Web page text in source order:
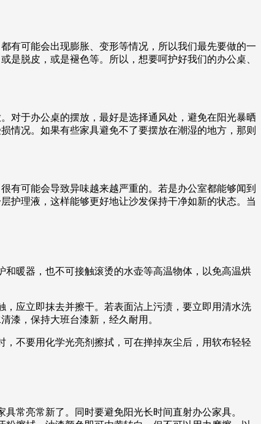
有可能会出现膨胀、变形等情况，所以我们最先要做的一
脱皮，或是褪色等。所以，想要呵护好我们的办公桌、
对于办公桌的摆放，最好是选择通风处，避免在阳光暴晒
情况。如果有些家具避免不了要摆放在潮湿的地方，那则
有可能会导致异味越来越严重的。若是办公室都能够闻到
护理液，这样能够更好地让沙发保持干净如新的状态。当
暖器，也不可接触滚烫的水壶等高温物体，以免高温烘
应立即抹去并擦干。若表面沾上污渍，要立即用清水洗
漆，保持大班台漆新，经久耐用。
不要用化学光亮剂擦拭，可在掸掉灰尘后，用软布轻轻
常亮常新了。同时要避免阳光长时间直射办公家具。